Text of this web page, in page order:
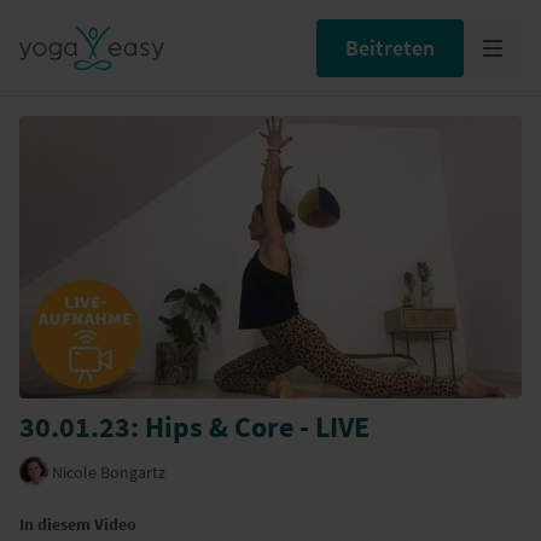
Beitreten
30.01.23: Hips & Core - LIVE
Nicole Bongartz
In diesem Video